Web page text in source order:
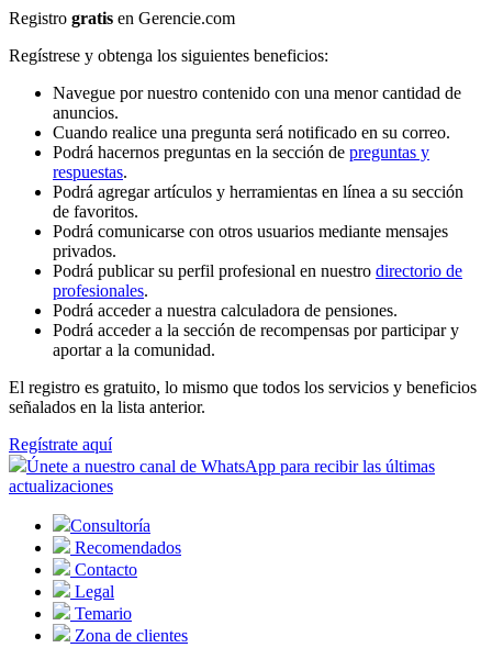
Registro gratis en Gerencie.com
Regístrese y obtenga los siguientes beneficios:
Navegue por nuestro contenido con una menor cantidad de
anuncios.
Cuando realice una pregunta será notificado en su correo.
Podrá hacernos preguntas en la sección de preguntas y
respuestas.
Podrá agregar artículos y herramientas en línea a su sección
de favoritos.
Podrá comunicarse con otros usuarios mediante mensajes
privados.
Podrá publicar su perfil profesional en nuestro directorio de
profesionales.
Podrá acceder a nuestra calculadora de pensiones.
Podrá acceder a la sección de recompensas por participar y
aportar a la comunidad.
El registro es gratuito, lo mismo que todos los servicios y beneficios
señalados en la lista anterior.
Regístrate aquí
Únete a nuestro canal de WhatsApp para recibir las últimas
actualizaciones
Consultoría
Recomendados
Contacto
Legal
Temario
Zona de clientes